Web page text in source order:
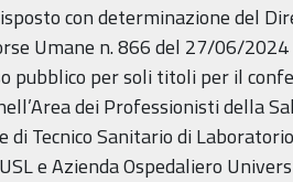
con determinazione del
Umane n. 866 del 27/06/
pubblico per soli titoli per il
dei Professionisti della
di Tecnico Sanitario di
e Azienda Ospedaliero